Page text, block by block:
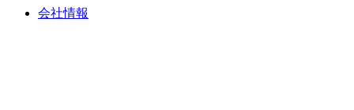
会社情報